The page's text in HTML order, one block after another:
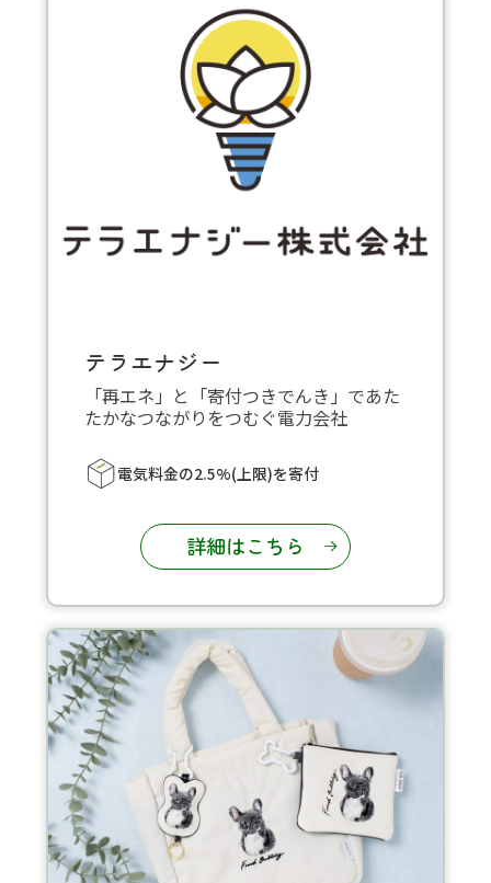
テラエナジー
「再エネ」と「寄付つきでんき」であた
たかなつながりをつむぐ電力会社
電気料金の2.5%(上限)を寄付
詳細はこちら